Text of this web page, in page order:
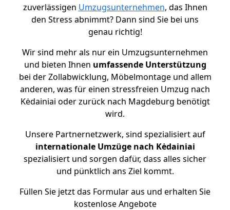
zuverlässigen Umzugsunternehmen, das Ihnen
den Stress abnimmt? Dann sind Sie bei uns
genau richtig!
Wir sind mehr als nur ein Umzugsunternehmen
und bieten Ihnen umfassende Unterstützung
bei der Zollabwicklung, Möbelmontage und allem
anderen, was für einen stressfreien Umzug nach
Kėdainiai oder zurück nach Magdeburg benötigt
wird.
Unsere Partnernetzwerk, sind spezialisiert auf
internationale Umzüge nach Kėdainiai
spezialisiert und sorgen dafür, dass alles sicher
und pünktlich ans Ziel kommt.
Füllen Sie jetzt das Formular aus und erhalten Sie
kostenlose Angebote